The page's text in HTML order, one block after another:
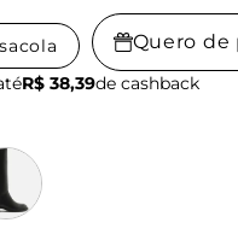
Quero de
R$ 38,39de cashback